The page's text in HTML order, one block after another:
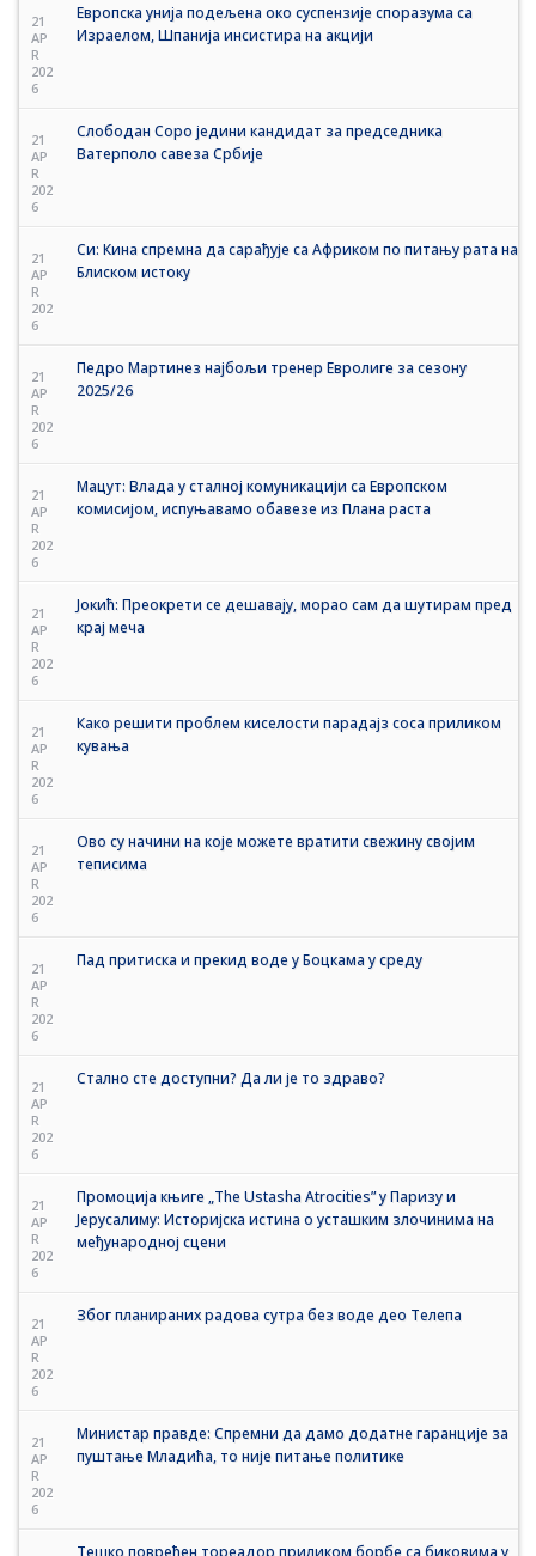
21
AP
R
202
6
Европска унија подељена око суспензије споразума са
Израелом, Шпанија инсистира на акцији
21
AP
R
202
6
Слободан Соро једини кандидат за председника
Ватерполо савеза Србије
21
AP
R
202
6
Си: Кина спремна да сарађује са Африком по питању рата на
Блиском истоку
21
AP
R
202
6
Педро Мартинез најбољи тренер Евролиге за сезону
2025/26
21
AP
R
202
6
Мацут: Влада у сталној комуникацији са Европском
комисијом, испуњавамо обавезе из Плана раста
21
AP
R
202
6
Јокић: Преокрети се дешавају, морао сам да шутирам пред
крај меча
21
AP
R
202
6
Како решити проблем киселости парадајз соса приликом
кувања
21
AP
R
202
6
Ово су начини на које можете вратити свежину својим
теписима
21
AP
R
202
6
Пад притиска и прекид воде у Боцкама у среду
21
AP
R
202
6
Стално сте доступни? Да ли је то здраво?
21
AP
R
202
6
Промоција књиге „The Ustasha Atrocities” у Паризу и
Јерусалиму: Историјска истина о усташким злочинима на
међународној сцени
21
AP
R
202
6
Због планираних радова сутра без воде део Телепа
21
AP
R
202
6
Министар правде: Спремни да дамо додатне гаранције за
пуштање Младића, то није питање политике
Тешко повређен тореадор приликом борбе са биковима у